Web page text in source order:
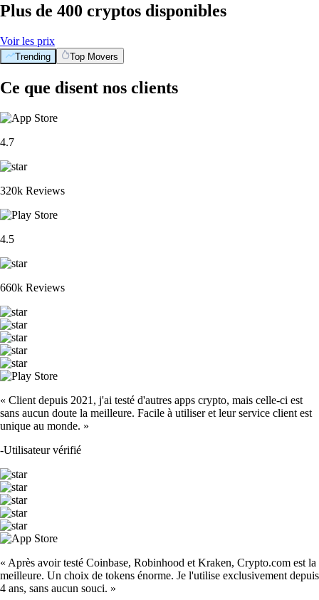
Plus de 400 cryptos disponibles
Voir les prix
Trending Top Movers
Ce que disent nos clients
4.7
320k Reviews
4.5
660k Reviews
« Client depuis 2021, j'ai testé d'autres apps crypto, mais celle-ci est
sans aucun doute la meilleure. Facile à utiliser et leur service client est
unique au monde. »
-Utilisateur vérifié
« Après avoir testé Coinbase, Robinhood et Kraken, Crypto.com est la
meilleure. Un choix de tokens énorme. Je l'utilise exclusivement depuis
4 ans, sans aucun souci. »